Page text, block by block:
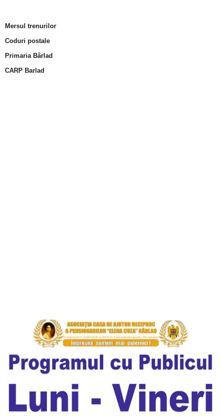
Mersul trenurilor
Coduri postale
Primaria Bârlad
CARP Barlad